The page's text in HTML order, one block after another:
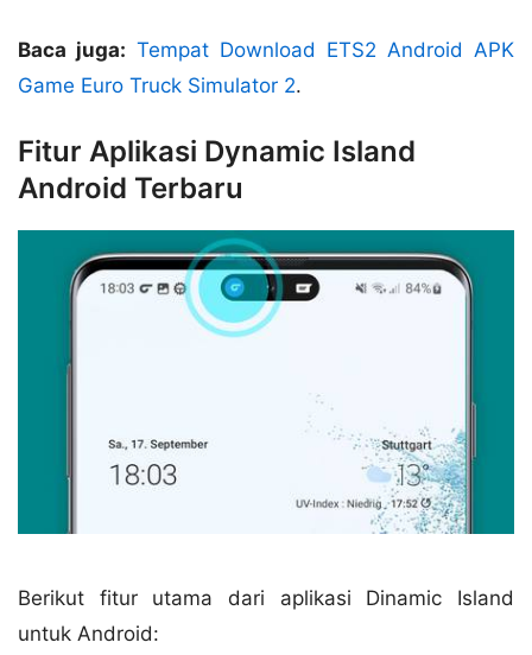
Baca juga: Tempat Download ETS2 Android APK
Game Euro Truck Simulator 2.
Fitur Aplikasi Dynamic Island
Android Terbaru
Berikut fitur utama dari aplikasi Dinamic Island
untuk Android: